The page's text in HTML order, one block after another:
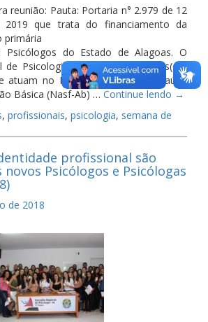
Psicólogos do Estado de Alagoas. O
de Psicologia (CRP-15) convoca as(os)
atuam no Núcleo Ampliado de Saúde
Básica (Nasf-Ab) … Continue lendo →
, profissionais, psicologia, semana de
profissional são
Psicólogos e Psicólogas
de 2018